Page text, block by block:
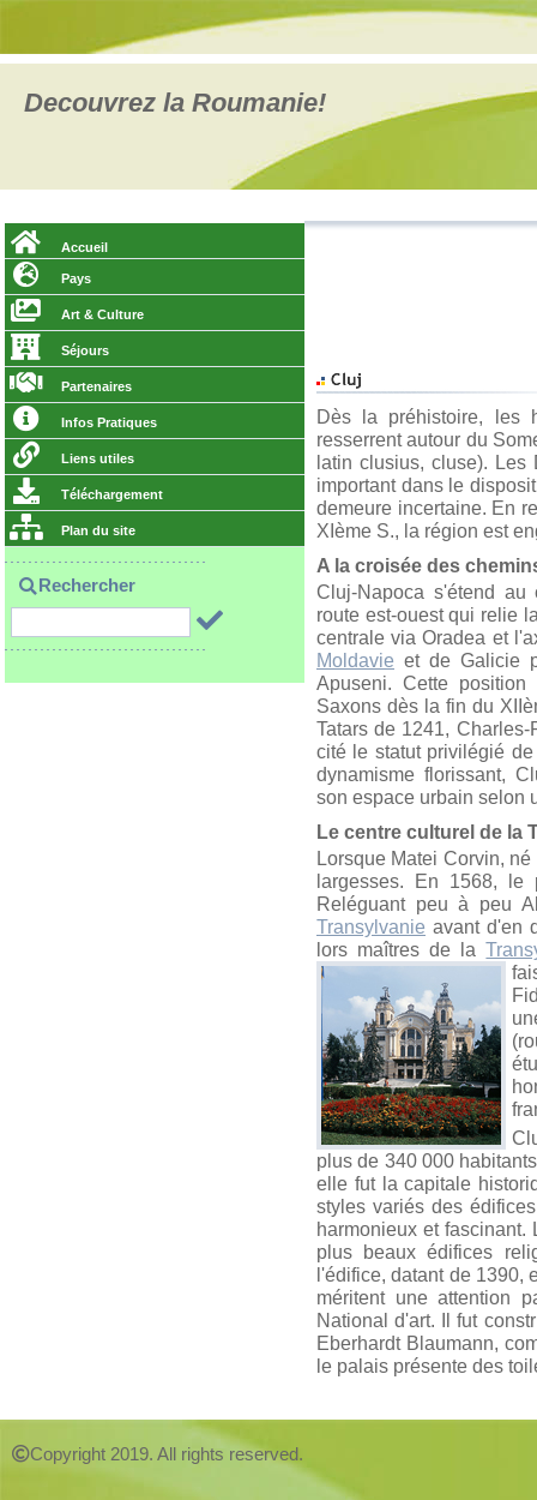
Decouvrez la Roumanie!
Accueil
Pays
Art & Culture
Séjours
Partenaires
Infos Pratiques
Liens utiles
Téléchargement
Plan du site
Rechercher
Dès la préhistoire, les
resserrent autour du
latin clusius, cluse). Les
important dans le
demeure incertaine. En
XIème S., la région est
A la croisée des
Cluj-Napoca s'étend
route est-ouest qui relie
centrale via Oradea et
Moldavie et de Galicie
Apuseni. Cette
Saxons dès la fin du
Tatars de 1241,
cité le statut privilégié
dynamisme florissant,
son espace urbain selon
Le centre culturel de la
Lorsque Matei Corvin,
largesses. En 1568, le
Reléguant peu à peu
Transylvanie avant d'en
lors maîtres de la
plus de 340 000
elle fut la capitale
styles variés des
harmonieux et
plus beaux édifices
l'édifice, datant de 1390,
méritent une attention
National d'art. Il fut
Eberhardt Blaumann,
le palais présente des
Copyright 2019. All rights reserved.